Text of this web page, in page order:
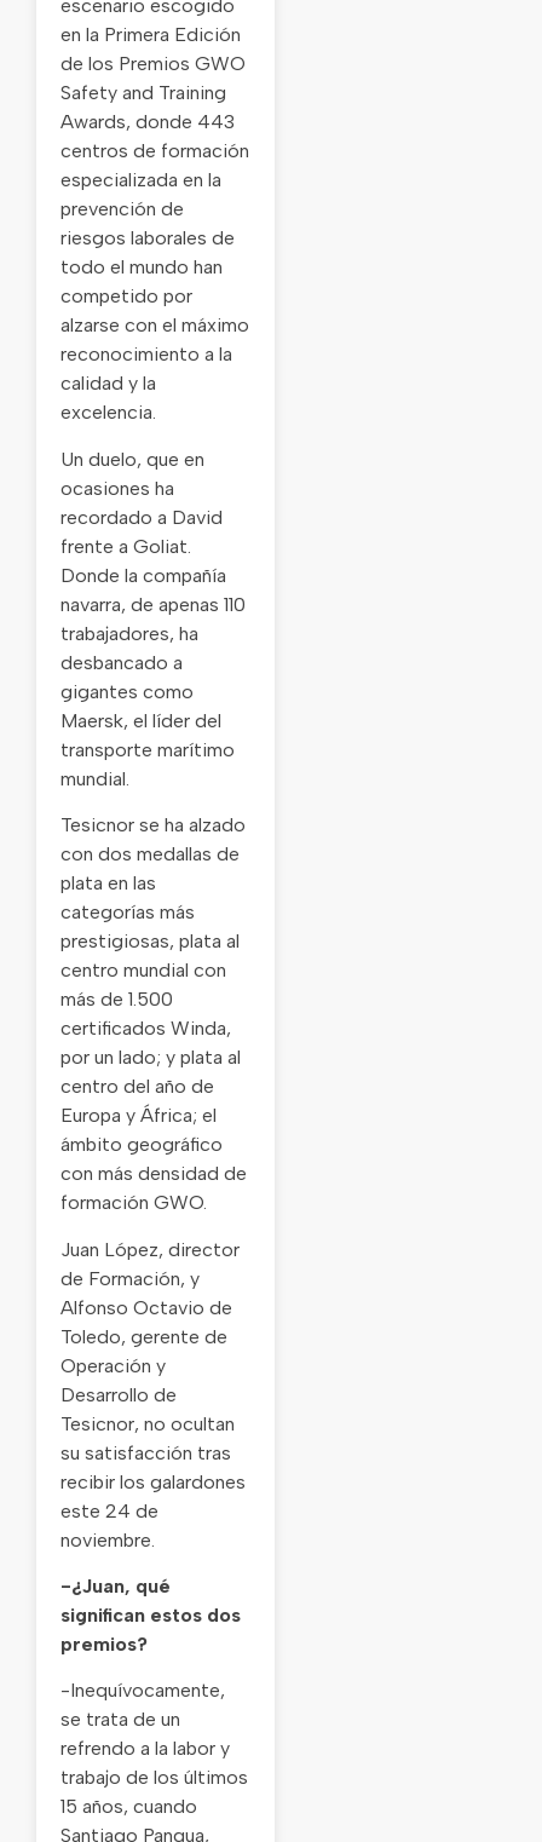
escenario escogido
en la Primera Edición
de los Premios GWO
Safety and Training
Awards, donde 443
centros de formación
especializada en la
prevención de
riesgos laborales de
todo el mundo han
competido por
alzarse con el máximo
reconocimiento a la
calidad y la
excelencia.
Un duelo, que en
ocasiones ha
recordado a David
frente a Goliat.
Donde la compañía
navarra, de apenas 110
trabajadores, ha
desbancado a
gigantes como
Maersk, el líder del
transporte marítimo
mundial.
Tesicnor se ha alzado
con dos medallas de
plata en las
categorías más
prestigiosas, plata al
centro mundial con
más de 1.500
certificados Winda,
por un lado; y plata al
centro del año de
Europa y África; el
ámbito geográfico
con más densidad de
formación GWO.
Juan López, director
de Formación, y
Alfonso Octavio de
Toledo, gerente de
Operación y
Desarrollo de
Tesicnor, no ocultan
su satisfacción tras
recibir los galardones
este 24 de
noviembre.
-¿Juan, qué
significan estos dos
premios?
-Inequívocamente,
se trata de un
refrendo a la labor y
trabajo de los últimos
15 años, cuando
Santiago Pangua,